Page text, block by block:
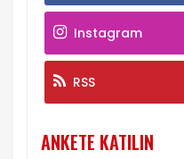
Instagram
RSS
ANKETE KATILIN